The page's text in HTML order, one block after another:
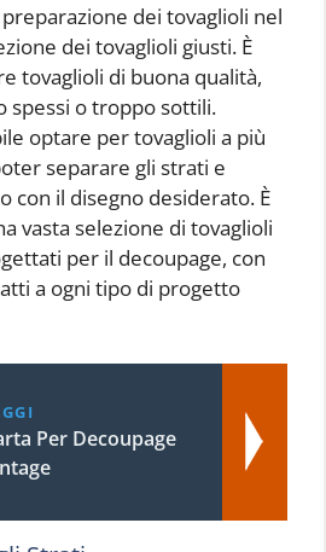
dei tovaglioli nel
dei tovaglioli giusti. È
tovaglioli di buona qualità,
spessi o troppo sottili.
optare per tovaglioli a più
separare gli strati e
con il disegno desiderato. È
vasta selezione di tovaglioli
per il decoupage, con
a ogni tipo di progetto
Per Decoupage